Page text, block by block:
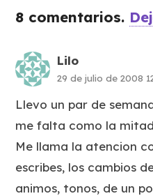
8 comentarios.
Lilo
29 de julio de 2008
Llevo un par de
me falta como la mitad
Me llama la atencion
escribes, los cambios
animos, tonos, de un